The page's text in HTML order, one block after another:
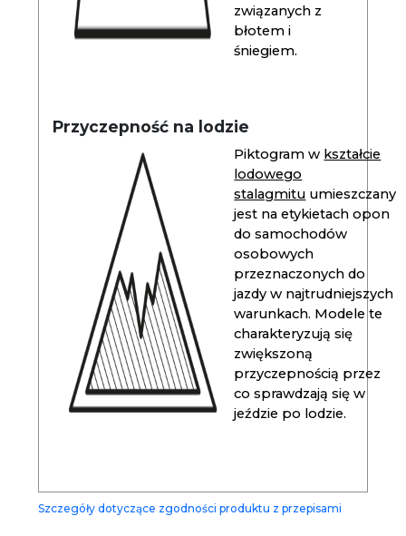
związanych z
błotem i
śniegiem.
Przyczepność na lodzie
Piktogram w kształcie
lodowego
stalagmitu umieszczany
jest na etykietach opon
do samochodów
osobowych
przeznaczonych do
jazdy w najtrudniejszych
warunkach. Modele te
charakteryzują się
zwiększoną
przyczepnością przez
co sprawdzają się w
jeździe po lodzie.
Szczegóły dotyczące zgodności produktu z przepisami